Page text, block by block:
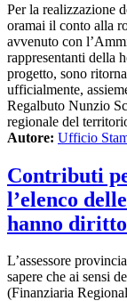
Per la realizzazione
oramai il conto alla
avvenuto con
rappresentanti della
progetto, sono
ufficialmente,
Regalbuto Nunzio
regionale del
Autore: Ufficio
Contributi
l’elenco
hanno diritto
L’assessore
sapere che ai sensi
(Finanziaria